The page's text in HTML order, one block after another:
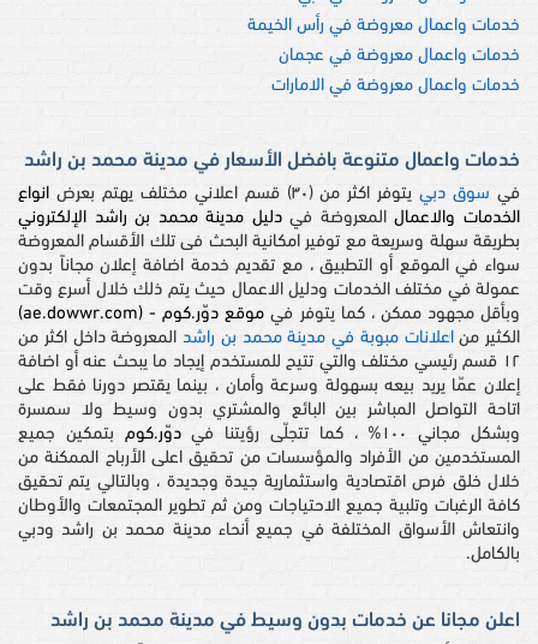
خدمات واعمال معروضة في رأس الخيمة
خدمات واعمال معروضة في عجمان
خدمات واعمال معروضة في الامارات
خدمات واعمال متنوعة بافضل الأسعار في مدينة محمد بن راشد
في سوق دبييتوفر اكثر من (٣٠) قسم اعلاني مختلف يهتم بعرض
انواع
الخدمات والاعمالالمعروضة فيدليل مدينة محمد بن راشد الإلكتروني
بطريقة سهلة وسريعة مع توفير امكانية البحث فى تلك الأقسام المعروضة
سواء في الموقع أو التطبيق ، مع تقديم خدمة اضافة إعلان مجاناً بدون
عمولة في مختلف الخدمات ودليل الاعمال حيث يتم ذلك خلال أسرع وقت
وبأقل مجهود ممكن ، كما يتوفر في موقع دوّر.كوم - (ae.dowwr.com)
الكثير مناعلانات مبوبة في مدينة محمد بن راشد المعروضة داخل اكثر من
١٢ قسم رئيسي مختلف والتي تتيح للمستخدم إيجاد ما يبحث عنه أو اضافة
إعلان عمّا يريد بيعه بسهولة وسرعة وأمان ، بينما يقتصر دورنا فقط على
اتاحة التواصل المباشر بين البائع والمشتري بدون وسيط ولا سمسرة
وبشكل مجاني ١٠٠% ، كما تتجلّى رؤيتنا في
دوّر.كوم بتمكين جميع
المستخدمين من الأفراد والمؤسسات من تحقيق اعلى الأرباح الممكنة من
خلال خلق فرص اقتصادية واستثمارية جيدة وجديدة ، وبالتالي يتم تحقيق
كافة الرغبات وتلبية جميع الاحتياجات ومن ثم تطوير المجتمعات والأوطان
وانتعاش الأسواق المختلفة في جميع أنحاء مدينة محمد بن راشد ودبي
بالكامل.
اعلن مجانا عن خدمات بدون وسيط في مدينة محمد بن راشد